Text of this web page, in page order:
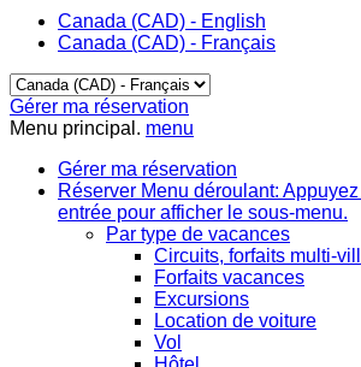
Canada (CAD) - English
Canada (CAD) - Français
Gérer ma réservation
Menu principal. menu
Gérer ma réservation
Réserver Menu déroulant:
entrée pour afficher le sous-menu.
Par type de vacances
Circuits, forfaits multi-
Forfaits vacances
Excursions
Location de voiture
Vol